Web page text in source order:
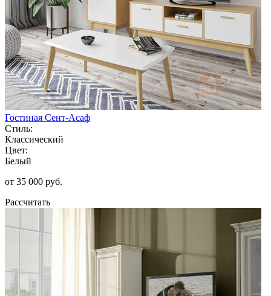
Гостиная Сент-Асаф
Стиль:
Классический
Цвет:
Белый
от 35 000 руб.
Рассчитать